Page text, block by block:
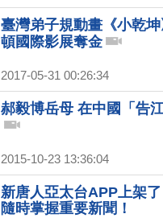
臺灣弟子規動畫《小乾
頓國際影展奪金
2017-05-31 00:26:34
郝毅博岳母 在中國「告
2015-10-23 13:36:04
新唐人亞太台APP上架
隨時掌握重要新聞！